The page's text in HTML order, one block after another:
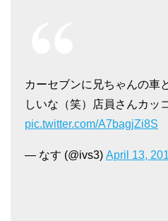
カーセブンに兄ちゃんの車
しいな（笑）店員さんカッ
pic.twitter.com/A7bagjZi8S
— なす (@ivs3) April 13,